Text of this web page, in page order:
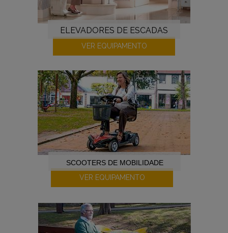
ELEVADORES DE ESCADAS
VER EQUIPAMENTO
VER EQUIPAMENTO
SCOOTERS DE MOBILIDADE